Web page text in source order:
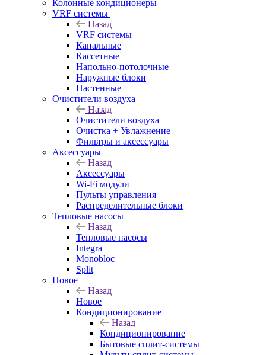
Колонные кондиционеры
VRF системы
Назад
VRF системы
Канальные
Кассетные
Напольно-потолочные
Наружные блоки
Настенные
Очистители воздуха
Назад
Очистители воздуха
Очистка + Увлажнение
Фильтры и аксессуары
Аксессуары
Назад
Аксессуары
Wi-Fi модули
Пульты управления
Распределительные блоки
Тепловые насосы
Назад
Тепловые насосы
Integra
Monobloc
Split
Новое
Назад
Новое
Кондиционирование
Назад
Кондиционирование
Бытовые сплит-системы